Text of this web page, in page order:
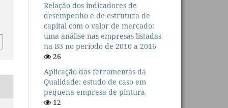
Relação dos indicadores de
desempenho e de estrutura de
capital com o valor de mercado:
uma análise nas empresas listadas
na B3 no período de 2010 a 2016
26
Aplicação das ferramentas da
Qualidade: estudo de caso em
pequena empresa de pintura
12